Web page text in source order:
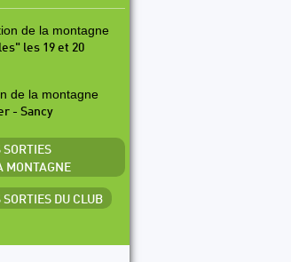
de la montagne
les 19 et 20
de la montagne
- Sancy
SORTIES
MONTAGNE
SORTIES DU CLUB